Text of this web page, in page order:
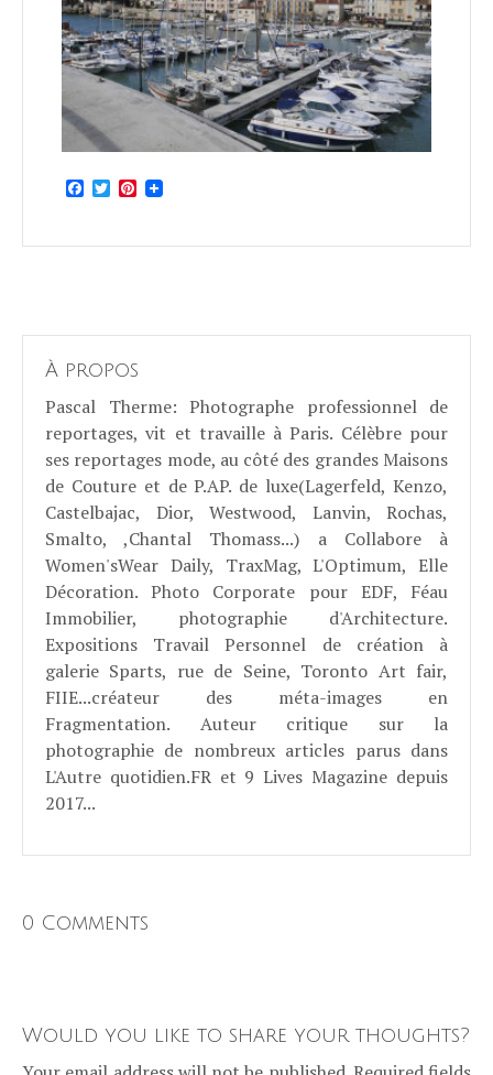
Facebook
TwitterPinterest
À propos
Pascal Therme: Photographe professionnel de
reportages, vit et travaille à Paris. Célèbre pour
ses reportages mode, au côté des grandes Maisons
de Couture et de P.AP. de luxe(Lagerfeld, Kenzo,
Castelbajac, Dior, Westwood, Lanvin, Rochas,
Smalto, ,Chantal Thomass...) a Collabore à
Women'sWear Daily, TraxMag, L'Optimum, Elle
Décoration. Photo Corporate pour EDF, Féau
Immobilier, photographie d'Architecture.
Expositions Travail Personnel de création à
galerie Sparts, rue de Seine, Toronto Art fair,
FIIE...créateur des méta-images en
Fragmentation. Auteur critique sur la
photographie de nombreux articles parus dans
L'Autre quotidien.FR et 9 Lives Magazine depuis
2017...
0 Comments
Would you like to share your thoughts?